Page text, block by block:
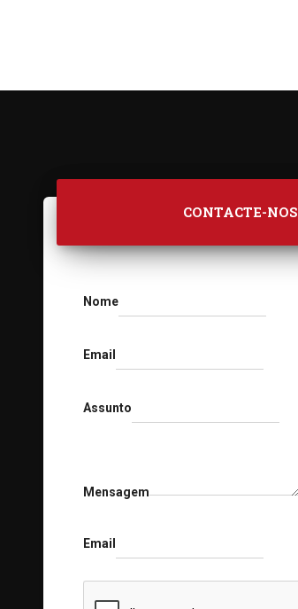
CONTACTE-NOS
Nome
Email
Assunto
Mensagem
Email